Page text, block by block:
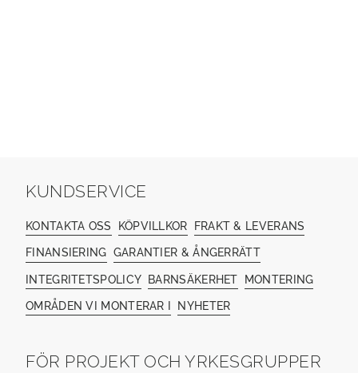
KUNDSERVICE
KONTAKTA OSS KÖPVILLKOR FRAKT & LEVERANS
FINANSIERING GARANTIER & ÅNGERRÄTT
INTEGRITETSPOLICY BARNSÄKERHET MONTERING
OMRÅDEN VI MONTERAR I NYHETER
FÖR PROJEKT OCH YRKESGRUPPER